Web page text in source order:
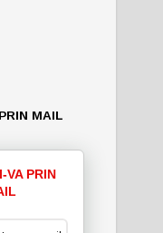
MAIL
VA PRIN